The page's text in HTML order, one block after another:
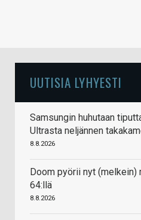
UUTISIA LYHYESTI
Samsungin huhutaan
Ultrasta neljännen
8.8.2026
Doom pyörii nyt (melkein)
64:llä
8.8.2026